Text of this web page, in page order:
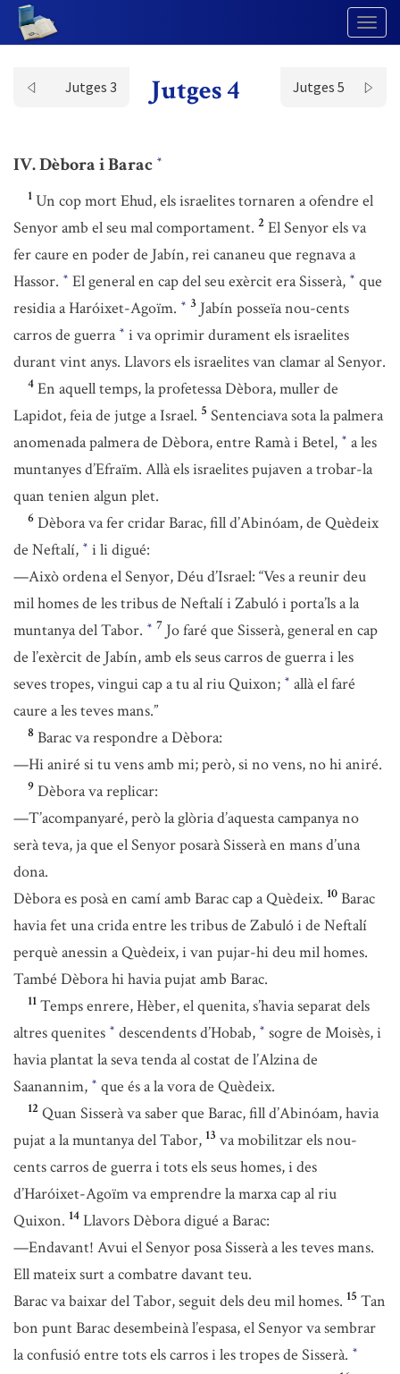
Jutges 3 Jutges 4 Jutges 5
IV. Dèbora i Barac *
1 Un cop mort Ehud, els israelites tornaren a ofendre el
Senyor amb el seu mal comportament. 2 El Senyor els va
fer caure en poder de Jabín, rei cananeu que regnava a
Hassor. * El general en cap del seu exèrcit era Sisserà, * que
residia a Haróixet-Agoïm. * 3 Jabín posseïa nou-cents
carros de guerra * i va oprimir durament els israelites
durant vint anys. Llavors els israelites van clamar al Senyor.
4 En aquell temps, la profetessa Dèbora, muller de
Lapidot, feia de jutge a Israel. 5 Sentenciava sota la palmera
anomenada palmera de Dèbora, entre Ramà i Betel, * a les
muntanyes d’Efraïm. Allà els israelites pujaven a trobar-la
quan tenien algun plet.
6 Dèbora va fer cridar Barac, fill d’Abinóam, de Quèdeix
de Neftalí, * i li digué:
—Això ordena el Senyor, Déu d’Israel: “Ves a reunir deu
mil homes de les tribus de Neftalí i Zabuló i porta’ls a la
muntanya del Tabor. * 7 Jo faré que Sisserà, general en cap
de l’exèrcit de Jabín, amb els seus carros de guerra i les
seves tropes, vingui cap a tu al riu Quixon; * allà el faré
caure a les teves mans.”
8 Barac va respondre a Dèbora:
—Hi aniré si tu vens amb mi; però, si no vens, no hi aniré.
9 Dèbora va replicar:
—T’acompanyaré, però la glòria d’aquesta campanya no
serà teva, ja que el Senyor posarà Sisserà en mans d’una
dona.
Dèbora es posà en camí amb Barac cap a Quèdeix. 10 Barac
havia fet una crida entre les tribus de Zabuló i de Neftalí
perquè anessin a Quèdeix, i van pujar-hi deu mil homes.
També Dèbora hi havia pujat amb Barac.
11 Temps enrere, Hèber, el quenita, s’havia separat dels
altres quenites * descendents d’Hobab, * sogre de Moisès, i
havia plantat la seva tenda al costat de l’Alzina de
Saanannim, * que és a la vora de Quèdeix.
12 Quan Sisserà va saber que Barac, fill d’Abinóam, havia
pujat a la muntanya del Tabor, 13 va mobilitzar els nou-
cents carros de guerra i tots els seus homes, i des
d’Haróixet-Agoïm va emprendre la marxa cap al riu
Quixon. 14 Llavors Dèbora digué a Barac:
—Endavant! Avui el Senyor posa Sisserà a les teves mans.
Ell mateix surt a combatre davant teu.
Barac va baixar del Tabor, seguit dels deu mil homes. 15 Tan
bon punt Barac desembeinà l’espasa, el Senyor va sembrar
la confusió entre tots els carros i les tropes de Sisserà. *